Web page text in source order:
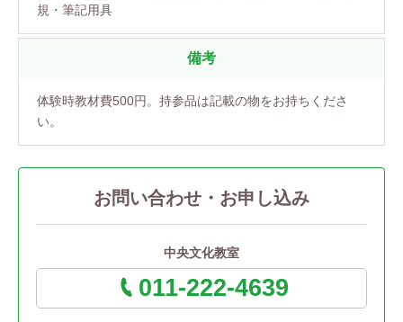
規・筆記用具
備考
体験時教材費500円。持参品は記載の物をお持ちくださ
い。
お問い合わせ・お申し込み
中央文化教室
011-222-4639